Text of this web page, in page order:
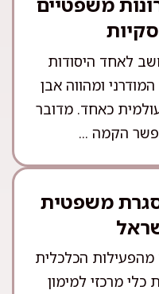
לאחד היסודות
ומהווה אבן
כאחד. מדובר
הקמה ...
משפטית
מהפעילות הכלכלית
מרכזי למימון